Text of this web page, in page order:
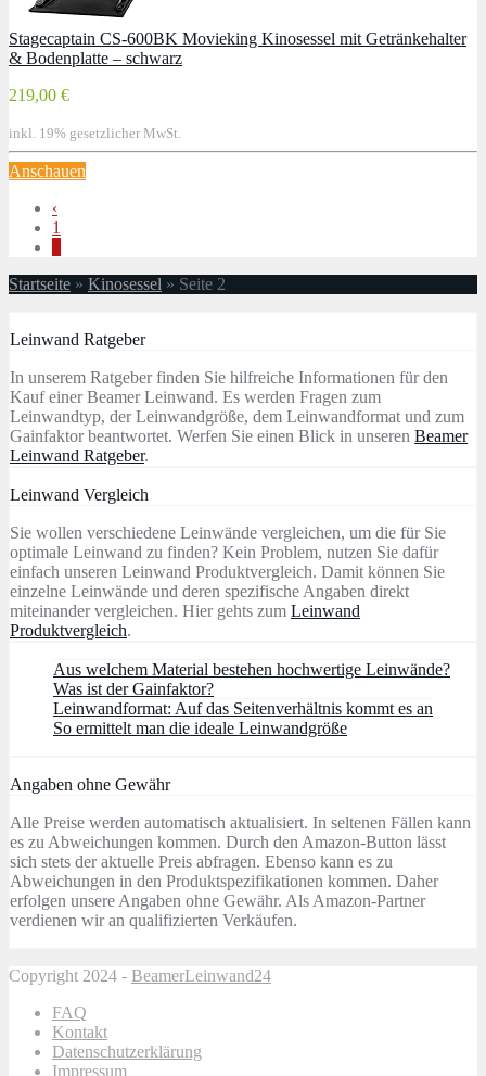
Stagecaptain CS-600BK Movieking Kinosessel mit Getränkehalter
& Bodenplatte – schwarz
219,00 €
inkl. 19% gesetzlicher MwSt.
Anschauen
‹
1
Startseite » Kinosessel » Seite 2
Leinwand Ratgeber
In unserem Ratgeber finden Sie hilfreiche Informationen für den
Kauf einer Beamer Leinwand. Es werden Fragen zum
Leinwandtyp, der Leinwandgröße, dem Leinwandformat und zum
Gainfaktor beantwortet. Werfen Sie einen Blick in unseren Beamer
Leinwand Ratgeber.
Leinwand Vergleich
Sie wollen verschiedene Leinwände vergleichen, um die für Sie
optimale Leinwand zu finden? Kein Problem, nutzen Sie dafür
einfach unseren Leinwand Produktvergleich. Damit können Sie
einzelne Leinwände und deren spezifische Angaben direkt
miteinander vergleichen. Hier gehts zum Leinwand
Produktvergleich.
Aus welchem Material bestehen hochwertige Leinwände?
Was ist der Gainfaktor?
Leinwandformat: Auf das Seitenverhältnis kommt es an
So ermittelt man die ideale Leinwandgröße
Angaben ohne Gewähr
Alle Preise werden automatisch aktualisiert. In seltenen Fällen kann
es zu Abweichungen kommen. Durch den Amazon-Button lässt
sich stets der aktuelle Preis abfragen. Ebenso kann es zu
Abweichungen in den Produktspezifikationen kommen. Daher
erfolgen unsere Angaben ohne Gewähr. Als Amazon-Partner
verdienen wir an qualifizierten Verkäufen.
Copyright 2024 - BeamerLeinwand24
FAQ
Kontakt
Datenschutzerklärung
Impressum